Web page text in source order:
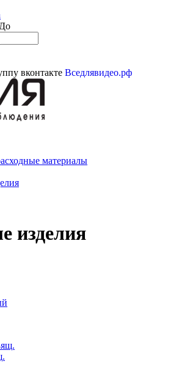
До
вконтакте Вседлявидео.рф
материалы
изделия